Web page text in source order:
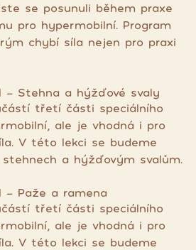
se posunuli během praxe
pro hypermobilní. Program
chybí síla nejen pro praxi
- Stehna a hýžďové svaly
třetí části speciálního
ale je vhodná i pro
V této lekci se budeme
a hýžďovým svalům.
- Paže a ramena
třetí části speciálního
ale je vhodná i pro
V této lekci se budeme